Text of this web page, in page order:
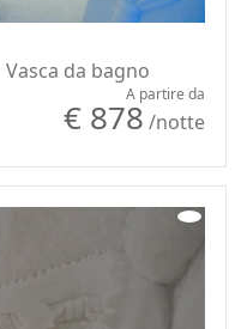
Vasca da bagno
A partire da
€ 878 /notte